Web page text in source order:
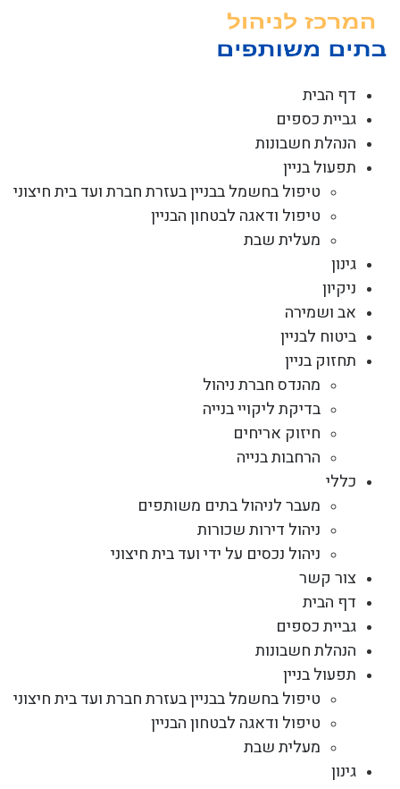
דף הבית
גביית כספים
הנהלת חשבונות
תפעול בניין
טיפול בחשמל בבניין בעזרת חברת ועד בית חיצוני
טיפול ודאגה לבטחון הבניין
מעלית שבת
גינון
ניקיון
אב ושמירה
ביטוח לבניין
תחזוק בניין
מהנדס חברת ניהול
בדיקת ליקויי בנייה
חיזוק אריחים
הרחבות בנייה
כללי
מעבר לניהול בתים משותפים
ניהול דירות שכורות
ניהול נכסים על ידי ועד בית חיצוני
צור קשר
דף הבית
גביית כספים
הנהלת חשבונות
תפעול בניין
טיפול בחשמל בבניין בעזרת חברת ועד בית חיצוני
טיפול ודאגה לבטחון הבניין
מעלית שבת
גינון